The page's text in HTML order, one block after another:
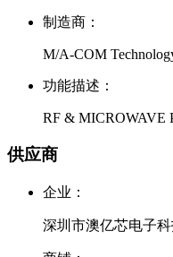
制造商：
M/A-COM
功能描述：
RF & MICROWAVE
供应商
企业：
深圳市澳亿芯电子科